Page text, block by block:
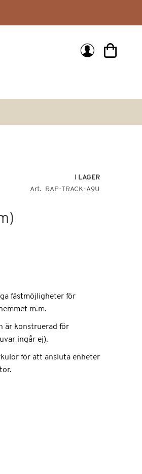
Min
I LAGER
Art
RAP-TRACK-A9U
fästmöjligheter för
m.m.
är konstruerad för
ingår ej).
för att ansluta enheter